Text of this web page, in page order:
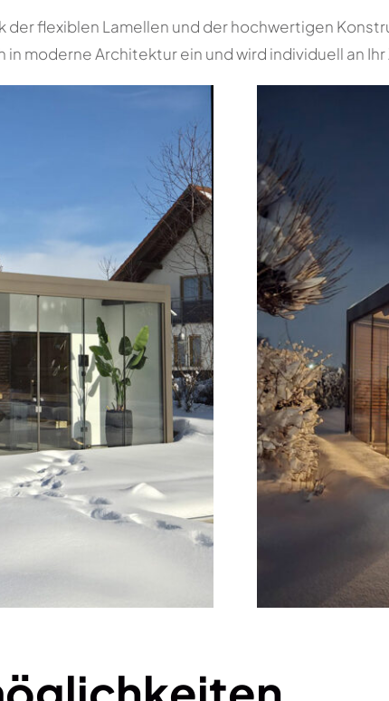
der flexiblen Lamellen und der hochwertigen
in moderne Architektur ein und wird individuell an